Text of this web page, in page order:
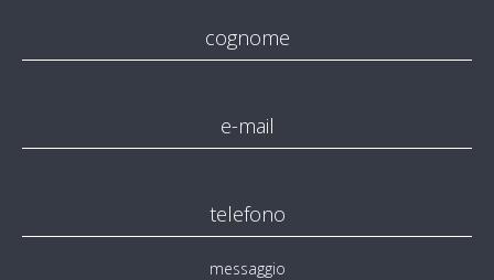
cognome
e-mail
telefono
messaggio